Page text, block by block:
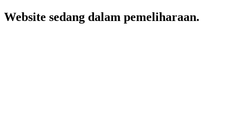
Website sedang dalam pemeliharaan.